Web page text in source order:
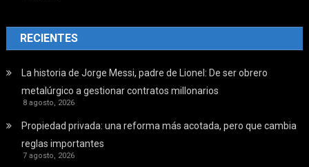
RECIENTES
La historia de Jorge Messi, padre de Lionel: De ser obrero
metalúrgico a gestionar contratos millonarios
8 agosto, 2026
Propiedad privada: una reforma más acotada, pero que cambia
reglas importantes
7 agosto, 2026